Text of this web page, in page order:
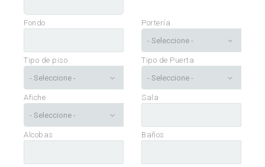
Fondo Portería
Tipo de piso Tipo de Puerta
Afiche Sala
Alcobas Baños